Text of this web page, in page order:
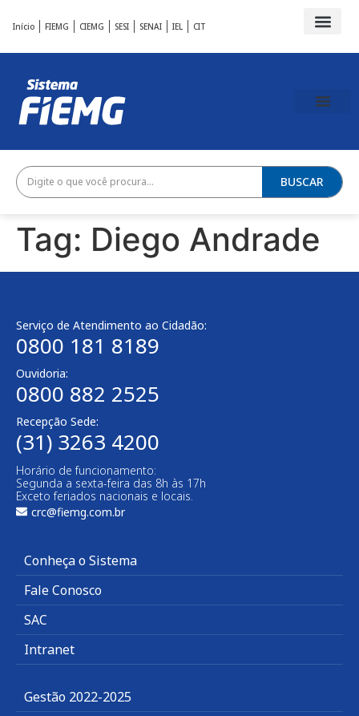
Início FIEMG CIEMG SESI SENAI IEL CIT
BUSCAR
Tag: Diego Andrade
Serviço de Atendimento ao Cidadão:
0800 181 8189
Ouvidoria:
0800 882 2525
Recepção Sede:
(31) 3263 4200
Horário de funcionamento:
Segunda a sexta-feira das 8h às 17h
Exceto feriados nacionais e locais.
crc@fiemg.com.br
Conheça o Sistema
Fale Conosco
SAC
Intranet
Gestão 2022-2025